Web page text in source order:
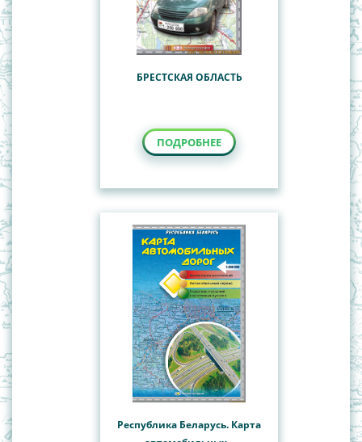
БРЕСТСКАЯ ОБЛАСТЬ
ПОДРОБНЕЕ
Республика Беларусь. Карта